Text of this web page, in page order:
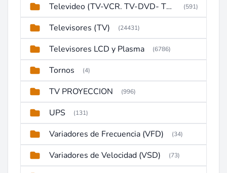
Televideo (TV-VCR. TV-DVD- TV-DVD-VCR) (591)
Televisores (TV) (24431)
Televisores LCD y Plasma (6786)
Tornos (4)
TV PROYECCION (996)
UPS (131)
Variadores de Frecuencia (VFD) (34)
Variadores de Velocidad (VSD) (73)